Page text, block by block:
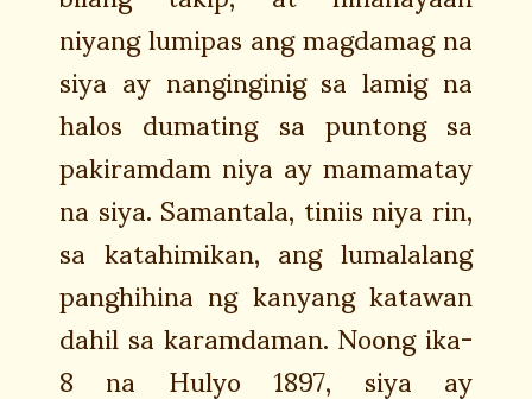
niyang lumipas ang magdamag na
siya ay nanginginig sa lamig na
halos dumating sa puntong sa
pakiramdam niya ay mamamatay
na siya. Samantala, tiniis niya rin,
sa katahimikan, ang lumalalang
panghihina ng kanyang katawan
dahil sa karamdaman. Noong ika-
8 na Hulyo 1897, siya ay